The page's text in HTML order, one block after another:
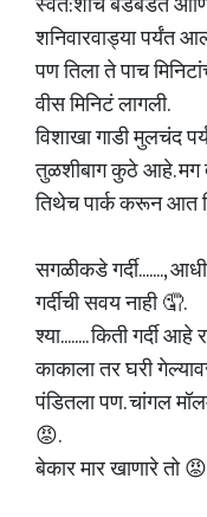
शनिवारवाड्या पर्यंत
पण तिला ते पाच
वीस मिनिटं लागली.
विशाखा गाडी मुलचंद
तुळशीबाग कुठे आहे. मग
तिथेच पार्क करून आत
सगळीकडे गर्दी.......,
गर्दीची सवय नाही 🤦.
श्या........ किती गर्दी
काकाला तर घरी
पंडितला पण. चांगल
😡.
बेकार मार खाणारे तो